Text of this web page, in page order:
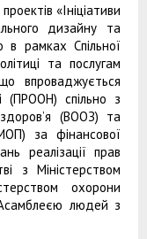
«Ініціативи
дизайну та
в рамках Спільної
та послугам
впроваджується
(ПРООН) спільно з
(ВООЗ) та
за фінансової
реалізації прав
з Міністерством
охорони
людей з